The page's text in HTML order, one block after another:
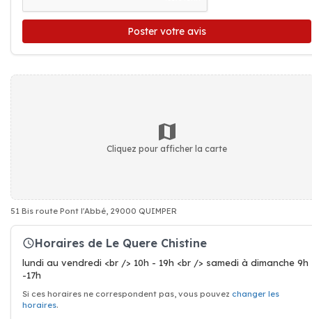
Poster votre avis
Cliquez pour afficher la carte
51 Bis route Pont l'Abbé, 29000 QUIMPER
Horaires de Le Quere Chistine
lundi au vendredi <br /> 10h - 19h <br /> samedi à dimanche 9h
-17h
Si ces horaires ne correspondent pas, vous pouvez changer les
horaires.